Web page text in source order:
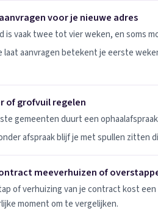
voor je nieuwe adres afvinken
voor je nieuwe adres
is vaak twee tot vier weken, en soms
laat aanvragen betekent je eerste
regelen afvinken
of grofvuil regelen
gemeenten duurt een
afspraak blijf je met spullen zitten
meeverhuizen of overstappen
meeverhuizen of
of verhuizing van je contract kost
moment om te vergelijken.